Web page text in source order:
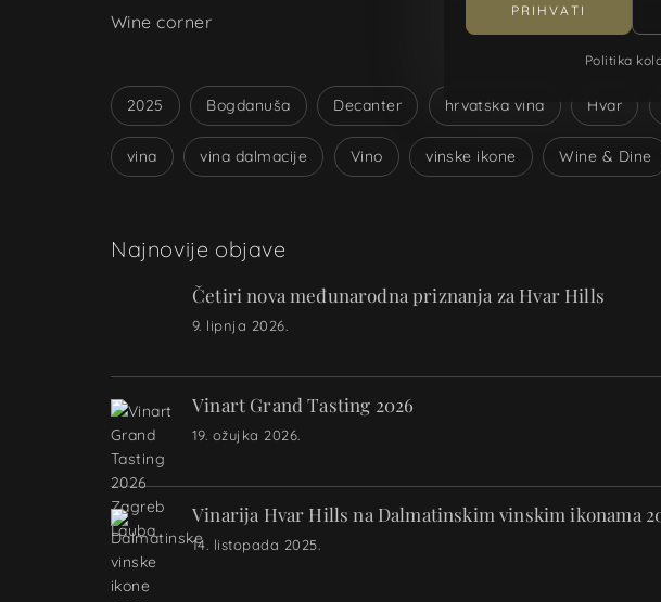
PRIHVATI
Politika
Wine corner
2025 Bogdanuša Decanter hrvatska vina Hvar
vina vina dalmacije Vino vinske ikone Wine & Dine
Najnovije objave
Četiri nova međunarodna priznanja za Hvar Hills
9. lipnja 2026.
Vinart Grand Tasting 2026
19. ožujka 2026.
Vinarija Hvar Hills na Dalmatinskim vinskim ikonama
14. listopada 2025.